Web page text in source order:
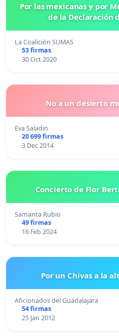
Por las mexicanas y por
de la Declaración
La Coalición SUMAS
53 firmas
30 Oct 2020
No a un desierto
Eva Saladin
20 699 firmas
3 Dec 2014
Concierto de Flor
Samanta Rubio
49 firmas
16 Feb 2024
Por un Chivas a la
Aficionados del Guadalajara
54 firmas
25 Jan 2012